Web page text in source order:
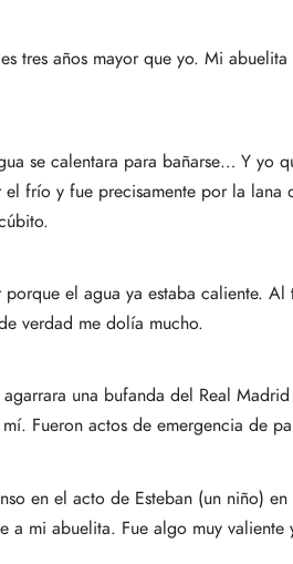
tres años mayor que yo. Mi
se calentara para bañarse… Y yo
el frío y fue precisamente por la
el agua ya estaba caliente.
verdad me dolía mucho.
una bufanda del Real
Fueron actos de emergencia de
en el acto de Esteban (un niño)
a mi abuelita. Fue algo muy valiente